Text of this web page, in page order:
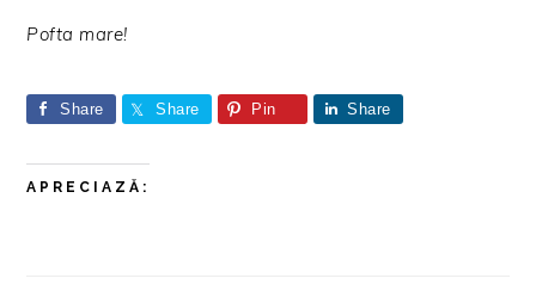
Pofta mare!
Share Share Pin Share
APRECIAZĂ: